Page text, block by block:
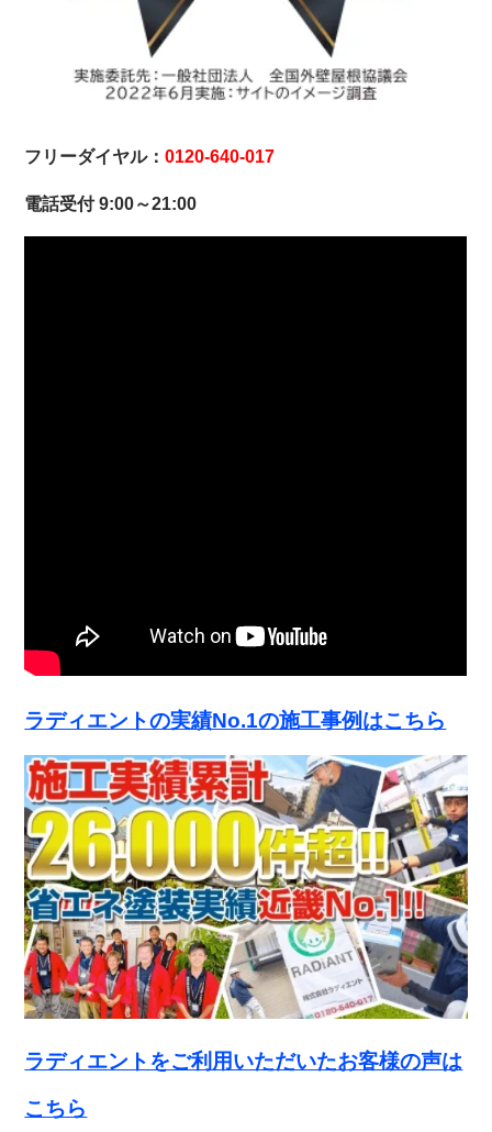
フリーダイヤル：0120-640-017
電話受付 9:00～21:00
ラディエントの実績No.1の施工事例はこちら
ラディエントをご利用いただいたお客様の声は
こちら